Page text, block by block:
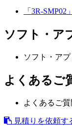
「3R-
ソフト・ア
ソフト・ア
よくあるご
よくあるご
見積りを依頼す